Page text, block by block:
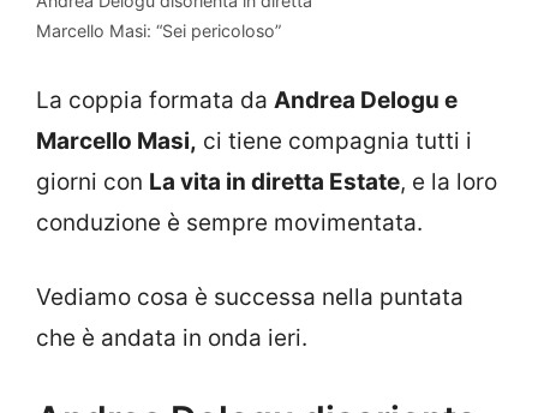
Marcello Masi: “Sei pericoloso”
La coppia formata da Andrea Delogu e
Marcello Masi, ci tiene compagnia tutti i
giorni con La vita in diretta Estate, e la loro
conduzione è sempre movimentata.
Vediamo cosa è successa nella puntata
che è andata in onda ieri.